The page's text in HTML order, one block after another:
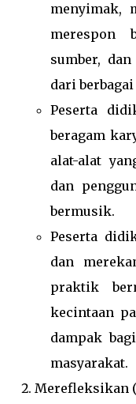
menyimak,
merespon
sumber,
dari
Peserta
beragam
alat-alat
dan
bermusik.
Peserta
dan
praktik
kecintaan
dampak
masyarakat.
Merefleksikan (